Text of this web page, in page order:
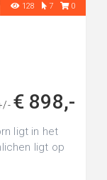
128 7 0
€ 898,-
ligt in het
ligt op